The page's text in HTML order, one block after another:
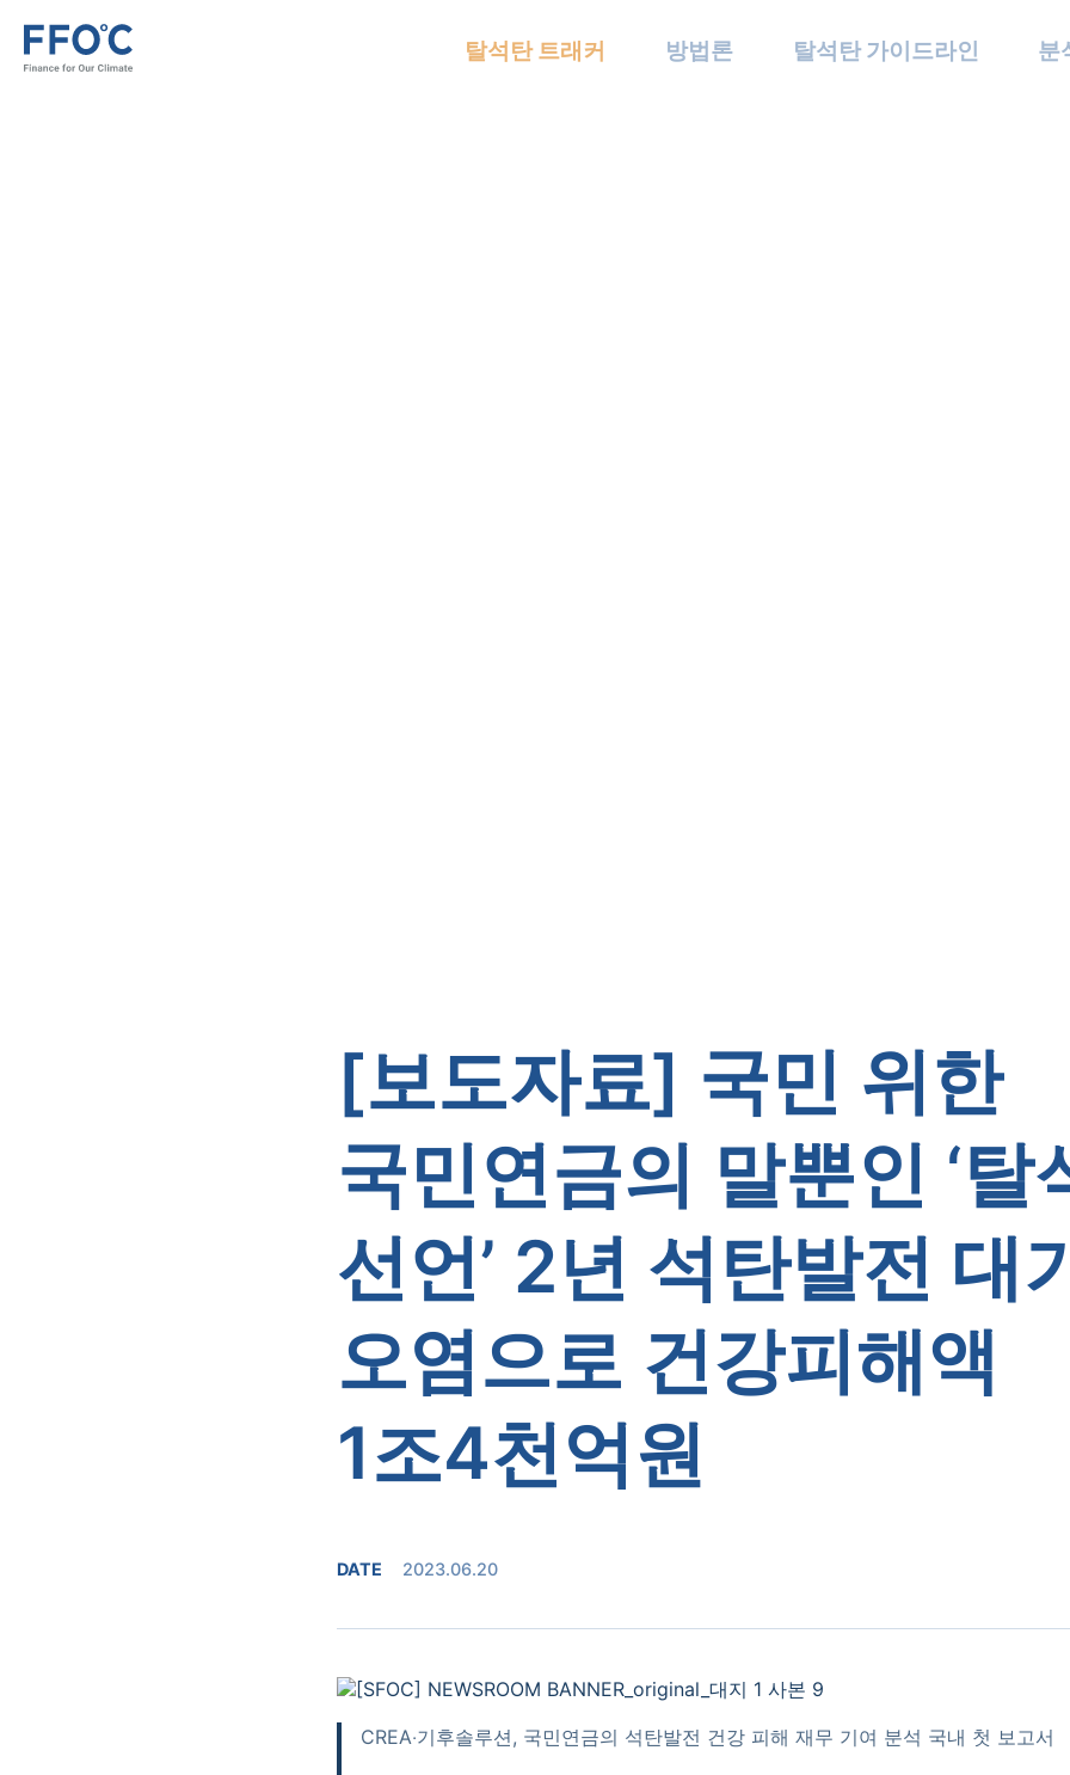
바로가기
탈석탄 트래커 방법론 탈석탄 가이드라인 분
[보도자료] 국민 위한
국민연금의 말뿐인 ‘탈
선언’ 2년 석탄발전 대
오염으로 건강피해액
1조4천억원
DATE 2023.06.20
CREA‧기후솔루션, 국민연금의 석탄발전 건강 피해 재무 기여 분석 국내 첫 보고서